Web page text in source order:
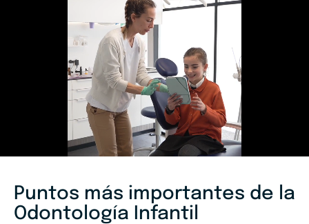
Puntos más importantes de la
Odontología Infantil